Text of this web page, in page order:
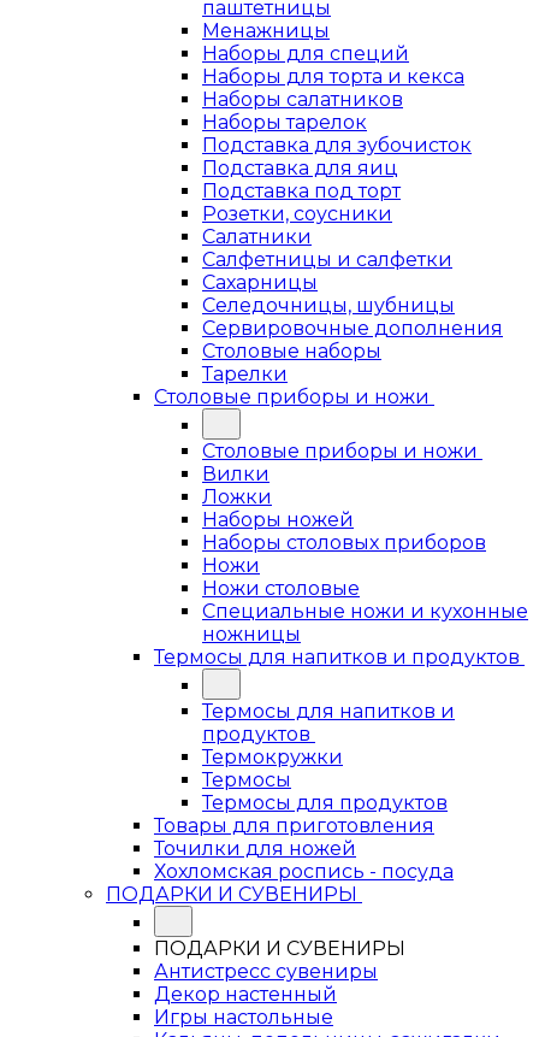
паштетницы
Менажницы
Наборы для специй
Наборы для торта и кекса
Наборы салатников
Наборы тарелок
Подставка для зубочисток
Подставка для яиц
Подставка под торт
Розетки, соусники
Салатники
Салфетницы и салфетки
Сахарницы
Селедочницы, шубницы
Сервировочные дополнения
Столовые наборы
Тарелки
Столовые приборы и ножи
Столовые приборы и ножи
Вилки
Ложки
Наборы ножей
Наборы столовых приборов
Ножи
Ножи столовые
Специальные ножи и кухонные
ножницы
Термосы для напитков и продуктов
Термосы для напитков и
продуктов
Термокружки
Термосы
Термосы для продуктов
Товары для приготовления
Точилки для ножей
Хохломская роспись - посуда
ПОДАРКИ И СУВЕНИРЫ
ПОДАРКИ И СУВЕНИРЫ
Антистресс сувениры
Декор настенный
Игры настольные